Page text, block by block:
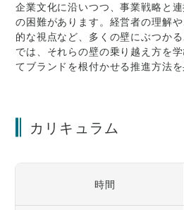
企業文化に沿いつつ、事業戦略と
の困難があります。経営者の理解
的な視点など、多くの壁にぶつか
では、それらの壁の乗り越え方を
てブランドを根付かせる推進方法を
カリキュラム
時間